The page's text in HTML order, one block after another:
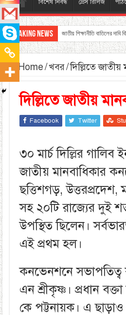
বিশেষ নিবন্ধ প্রেস রিলিজ
Breaking News জাতীয় শিক্ষানীতি বাতিলের দাবি
Home/খবর/দিল্লিতে
দিল্লিতে জাতীয়
Facebook Twitter
৩০ মার্চ দিল্লির
জাতীয় মানবাধিকার
ছত্তিশগড়, উত্তরপ্রদেশ,
সহ ২০টি রাজ্যের দুই
উপস্থিত ছিলেন।
এই প্রথম হল।
কনভেনশনে সভাপতিত্ব
এন শ্রীকৃষ্ণ। প্রধান
কে পট্টনায়ক। এ ছাড়াও